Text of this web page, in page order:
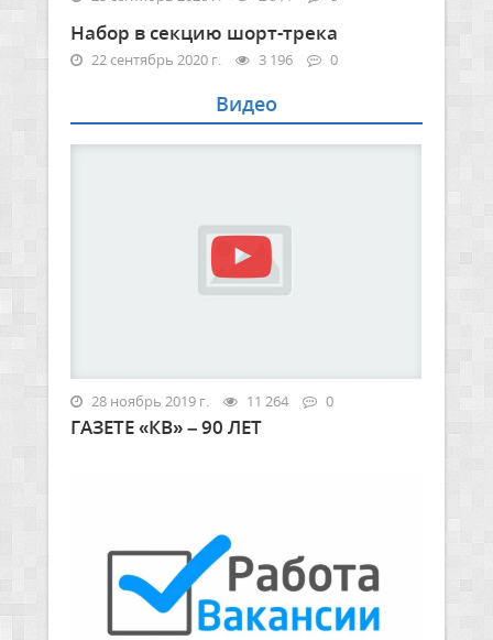
Набор в секцию шорт-трека
22 сентябрь 2020 г. 3 196 0
Видео
28 ноябрь 2019 г. 11 264 0
ГАЗЕТЕ «КВ» – 90 ЛЕТ